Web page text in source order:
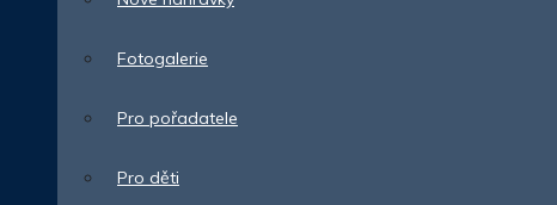
Fotogalerie
Pro pořadatele
Pro děti